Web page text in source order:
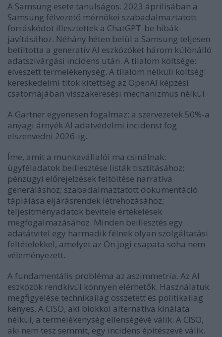
A Samsung esete tanulságos. 2023 áprilisában a
Samsung félvezető mérnökei szabadalmaztatott
forráskódot illesztettek a ChatGPT-be hibák
javításához. Néhány héten belül a Samsung teljesen
betiltotta a generatív AI eszközöket három különálló
adatszivárgási incidens után. A tilalom költsége:
elveszett termelékenység. A tilalom nélküli költség:
kereskedelmi titok kitettség az OpenAI képzési
csatornájában visszakeresési mechanizmus nélkül.
A Gartner egyenesen fogalmaz: a szervezetek 50%-a
anyagi árnyék AI adatvédelmi incidenst fog
elszenvedni 2026-ig.
Íme, amit a munkavállalói ma csinálnak:
ügyféladatok beillesztése listák tisztításához;
pénzügyi előrejelzések feltöltése narratíva
generáláshoz; szabadalmaztatott dokumentáció
táplálása eljárásrendek létrehozásához;
teljesítményadatok bevitele értékelések
megfogalmazásához. Minden beillesztés egy
adatátvitel egy harmadik félnek olyan szolgáltatási
feltételekkel, amelyet az Ön jogi csapata soha nem
véleményezett.
A fundamentális probléma az aszimmetria. Az AI
eszközök rendkívül könnyen elérhetők. Használatuk
megfigyelése technikailag összetett és politikailag
kényes. A CISO, aki blokkol alternatíva kínálata
nélkül, a termelékenység ellenségévé válik. A CISO,
aki nem tesz semmit, egy incidens építészevé válik.